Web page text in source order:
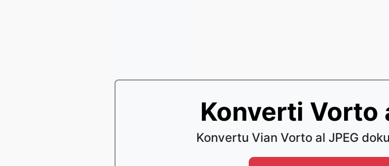
Konverti Vorto
Konvertu Vian Vorto al JPEG